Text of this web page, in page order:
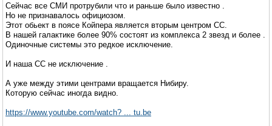
Сейчас все СМИ протрубили что и раньше было известно .
Но не признавалось официозом.
Этот обьект в поясе Койпера является вторым центром СС.
В нашей галактике более 90% состоят из комплекса 2 звезд и более .
Одиночные системы это редкое исключение.
И наша СС не исключение .
А уже между этими центрами вращается Нибиру.
Которую сейчас иногда видно.
https://www.youtube.com/watch? ... tu.be